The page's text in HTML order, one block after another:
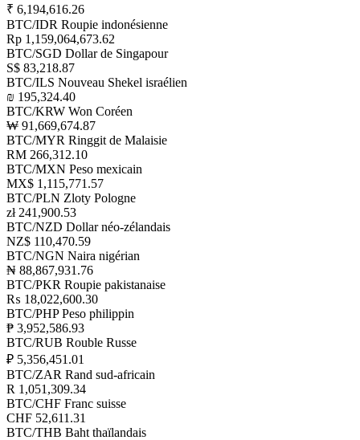
₹ 6,194,616.26
BTC/IDR Roupie indonésienne
Rp 1,159,064,673.62
BTC/SGD Dollar de Singapour
S$ 83,218.87
BTC/ILS Nouveau Shekel israélien
₪ 195,324.40
BTC/KRW Won Coréen
₩ 91,669,674.87
BTC/MYR Ringgit de Malaisie
RM 266,312.10
BTC/MXN Peso mexicain
MX$ 1,115,771.57
BTC/PLN Zloty Pologne
zł 241,900.53
BTC/NZD Dollar néo-zélandais
NZ$ 110,470.59
BTC/NGN Naira nigérian
₦ 88,867,931.76
BTC/PKR Roupie pakistanaise
₨ 18,022,600.30
BTC/PHP Peso philippin
₱ 3,952,586.93
BTC/RUB Rouble Russe
₽ 5,356,451.01
BTC/ZAR Rand sud-africain
R 1,051,309.34
BTC/CHF Franc suisse
CHF 52,611.31
BTC/THB Baht thaïlandais